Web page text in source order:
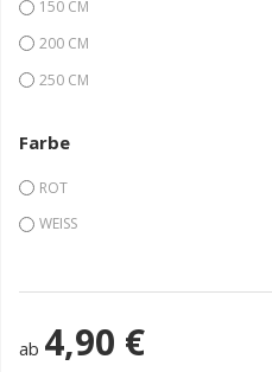
150 CM
200 CM
250 CM
Farbe
ROT
WEISS
ab 4,90 €